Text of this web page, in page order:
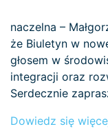
naczelna –
że Biuletyn w
głosem w
integracji oraz
Serdecznie
Dowiedz się